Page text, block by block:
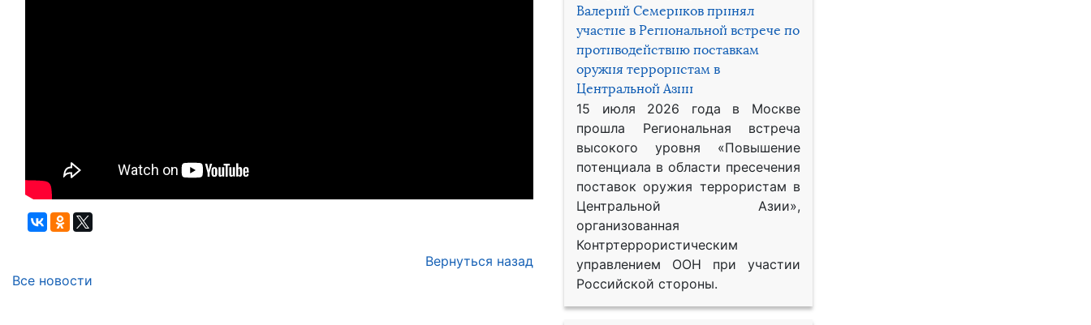
Валерий Семериков принял
участие в Региональной встрече по
противодействию поставкам
оружия террористам в
Центральной Азии
15 июля 2026 года в Москве
прошла Региональная встреча
высокого уровня «Повышение
потенциала в области пресечения
поставок оружия террористам в
Центральной Азии»,
организованная
Контртеррористическим
управлением ООН при участии
Российской стороны.
Вернуться назад
Все новости